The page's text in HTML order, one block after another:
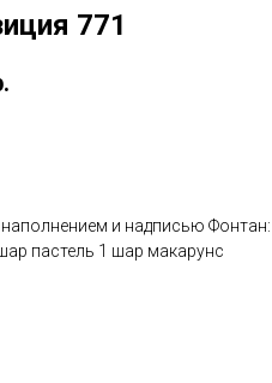
771
и надписью Фонтан:
пастель 1 шар макарунс